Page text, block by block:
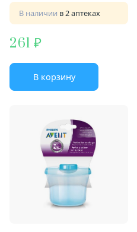
В наличии в 2 аптеках
261
В корзину